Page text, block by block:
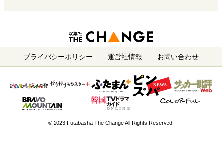
プライバシーポリシー 運営社情報 お問い合わせ
© 2023 Futabasha The Change All Rights Reserved.